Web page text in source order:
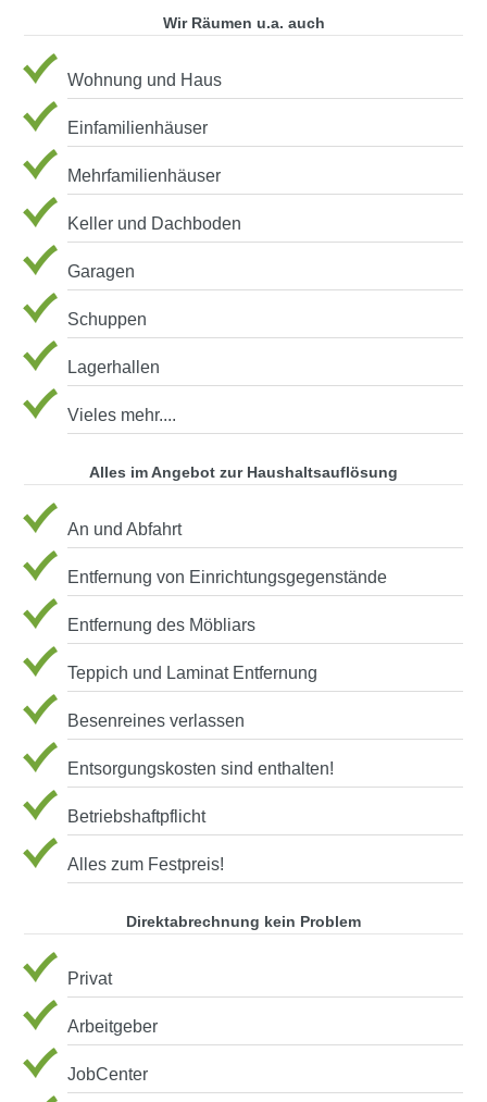
Wir Räumen u.a. auch
Wohnung und Haus
Einfamilienhäuser
Mehrfamilienhäuser
Keller und Dachboden
Garagen
Schuppen
Lagerhallen
Vieles mehr....
Alles im Angebot zur Haushaltsauflösung
An und Abfahrt
Entfernung von Einrichtungsgegenstände
Entfernung des Möbliars
Teppich und Laminat Entfernung
Besenreines verlassen
Entsorgungskosten sind enthalten!
Betriebshaftpflicht
Alles zum Festpreis!
Direktabrechnung kein Problem
Privat
Arbeitgeber
JobCenter